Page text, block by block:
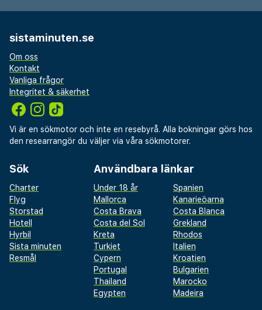
sistaminuten.se
Om oss
Kontakt
Vanliga frågor
Integritet & säkerhet
Vi är en sökmotor och inte en resebyrå. Alla bokningar görs hos
den researrangör du väljer via våra sökmotorer.
Sök
Charter
Flyg
Storstad
Hotell
Hyrbil
Sista minuten
Resmål
Användbara länkar
Under 18 år
Spanien
Mallorca
Kanarieöarna
Costa Brava
Costa Blanca
Costa del Sol
Grekland
Kreta
Rhodos
Turkiet
Italien
Cypern
Kroatien
Portugal
Bulgarien
Thailand
Marocko
Egypten
Madeira